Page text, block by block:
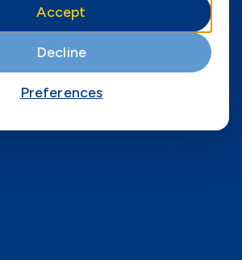
Accept
Decline
Preferences